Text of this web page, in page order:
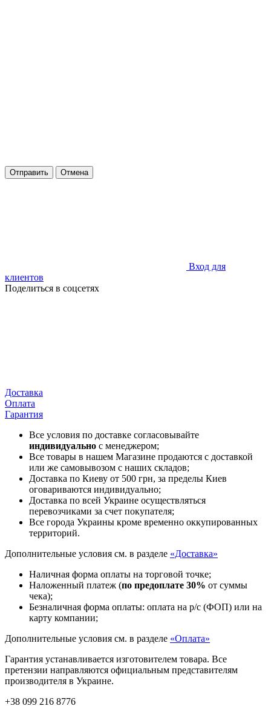
Отправить Отмена
Вход для
клиентов
Поделиться в соцсетях
Доставка
Оплата
Гарантия
Все условия по доставке согласовывайте
индивидуально с менеджером;
Все товары в нашем Магазине продаются с доставкой
или же самовывозом с наших складов;
Доставка по Киеву от 500 грн, за пределы Киев
оговариваются индивидуально;
Доставка по всей Украине осуществляться
перевозчиками за счет покупателя;
Все города Украины кроме временно оккупированных
территорий.
Дополнительные условия см. в разделе «Доставка»
Наличная форма оплаты на торговой точке;
Наложенный платеж (по предоплате 30% от суммы
чека);
Безналичная форма оплаты: оплата на р/с (ФОП) или на
карту компании;
Дополнительные условия см. в разделе «Оплата»
Гарантия устанавливается изготовителем товара. Все
претензии направляются официальным представителям
производителя в Украине.
+38 099 216 8776